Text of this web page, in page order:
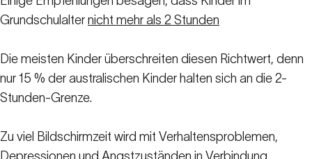
Grundschulalter nicht mehr als 2 Stunden
Die meisten Kinder überschreiten diesen Richtwert, denn
nur 15 % der australischen Kinder halten sich an die 2-
Stunden-Grenze.
Zu viel Bildschirmzeit wird mit Verhaltensproblemen,
Depressionen und Angstzuständen in Verbindung